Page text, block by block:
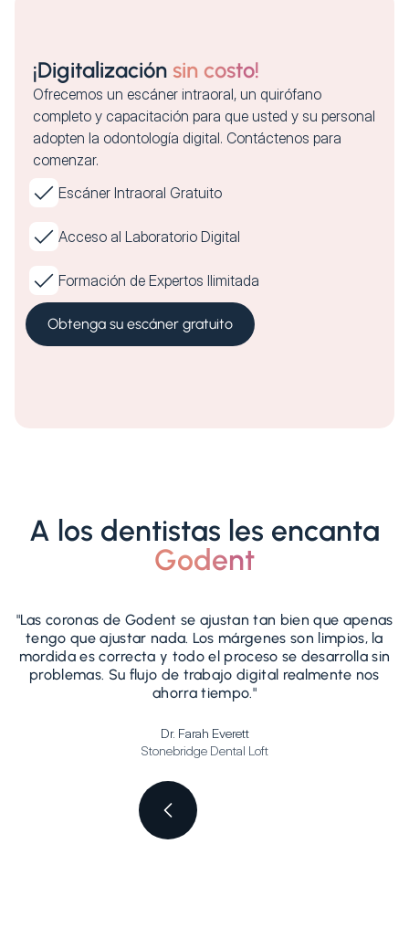
¡Digitalización sin costo!
Ofrecemos un escáner intraoral, un quirófano
completo y capacitación para que usted y su personal
adopten la odontología digital. Contáctenos para
comenzar.
Escáner Intraoral Gratuito
Acceso al Laboratorio Digital
Formación de Expertos Ilimitada
Obtenga su escáner gratuito
A los dentistas les encanta
Godent
"Las coronas de Godent se ajustan tan bien que apenas
tengo que ajustar nada. Los márgenes son limpios, la
mordida es correcta y todo el proceso se desarrolla sin
problemas. Su flujo de trabajo digital realmente nos
ahorra tiempo."
Dr. Farah Everett
Stonebridge Dental Loft